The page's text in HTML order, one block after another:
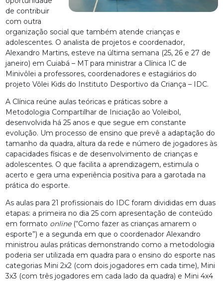
de contribuir
com outra
organização social que também atende crianças e
adolescentes. O analista de projetos e coordenador,
Alexandro Martins, esteve na última semana (25, 26 e 27 de
janeiro) em Cuiabá – MT para ministrar a Clínica IC de
Minivôlei a professores, coordenadores e estagiários do
projeto Vôlei Kids do Instituto Desportivo da Criança – IDC.
A Clínica reúne aulas teóricas e práticas sobre a
Metodologia Compartilhar de Iniciação ao Voleibol,
desenvolvida há 25 anos e que segue em constante
evolução. Um processo de ensino que prevê a adaptação do
tamanho da quadra, altura da rede e número de jogadores às
capacidades físicas e de desenvolvimento de crianças e
adolescentes. O que facilita a aprendizagem, estimula o
acerto e gera uma experiência positiva para a garotada na
prática do esporte.
As aulas para 21 profissionais do IDC foram divididas em duas
etapas: a primeira no dia 25 com apresentação de conteúdo
em formato online(“Como fazer as crianças amarem o
esporte”) e a segunda em que o coordenador Alexandro
ministrou aulas práticas demonstrando como a metodologia
poderia ser utilizada em quadra para o ensino do esporte nas
categorias Mini 2x2 (com dois jogadores em cada time), Mini
3x3 (com três jogadores em cada lado da quadra) e Mini 4x4